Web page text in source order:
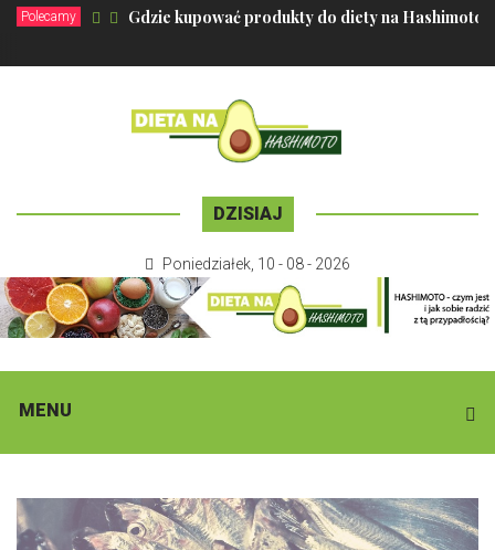
Polecamy Gdzie kupować produkty do diety na Hashimoto
DZISIAJ
Poniedziałek 10 - 08 - 2026
MENU